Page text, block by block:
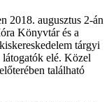
2018. augusztus 2-án
Könyvtár és a
tárgyi
elé. Közel
található